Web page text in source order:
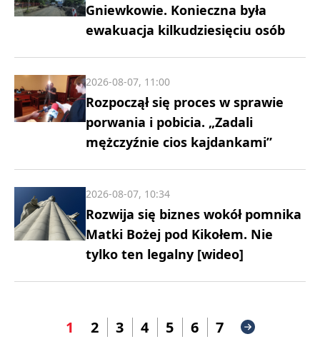
Gniewkowie. Konieczna była
ewakuacja kilkudziesięciu osób
Rozpoczął się proces w sprawie
porwania i pobicia. „Zadali
mężczyźnie cios kajdankami”
2026-08-07, 11:00
Rozwija się biznes wokół pomnika
Matki Bożej pod Kikołem. Nie
tylko ten legalny [wideo]
2026-08-07, 10:34
1 2 3 4 5 6 7